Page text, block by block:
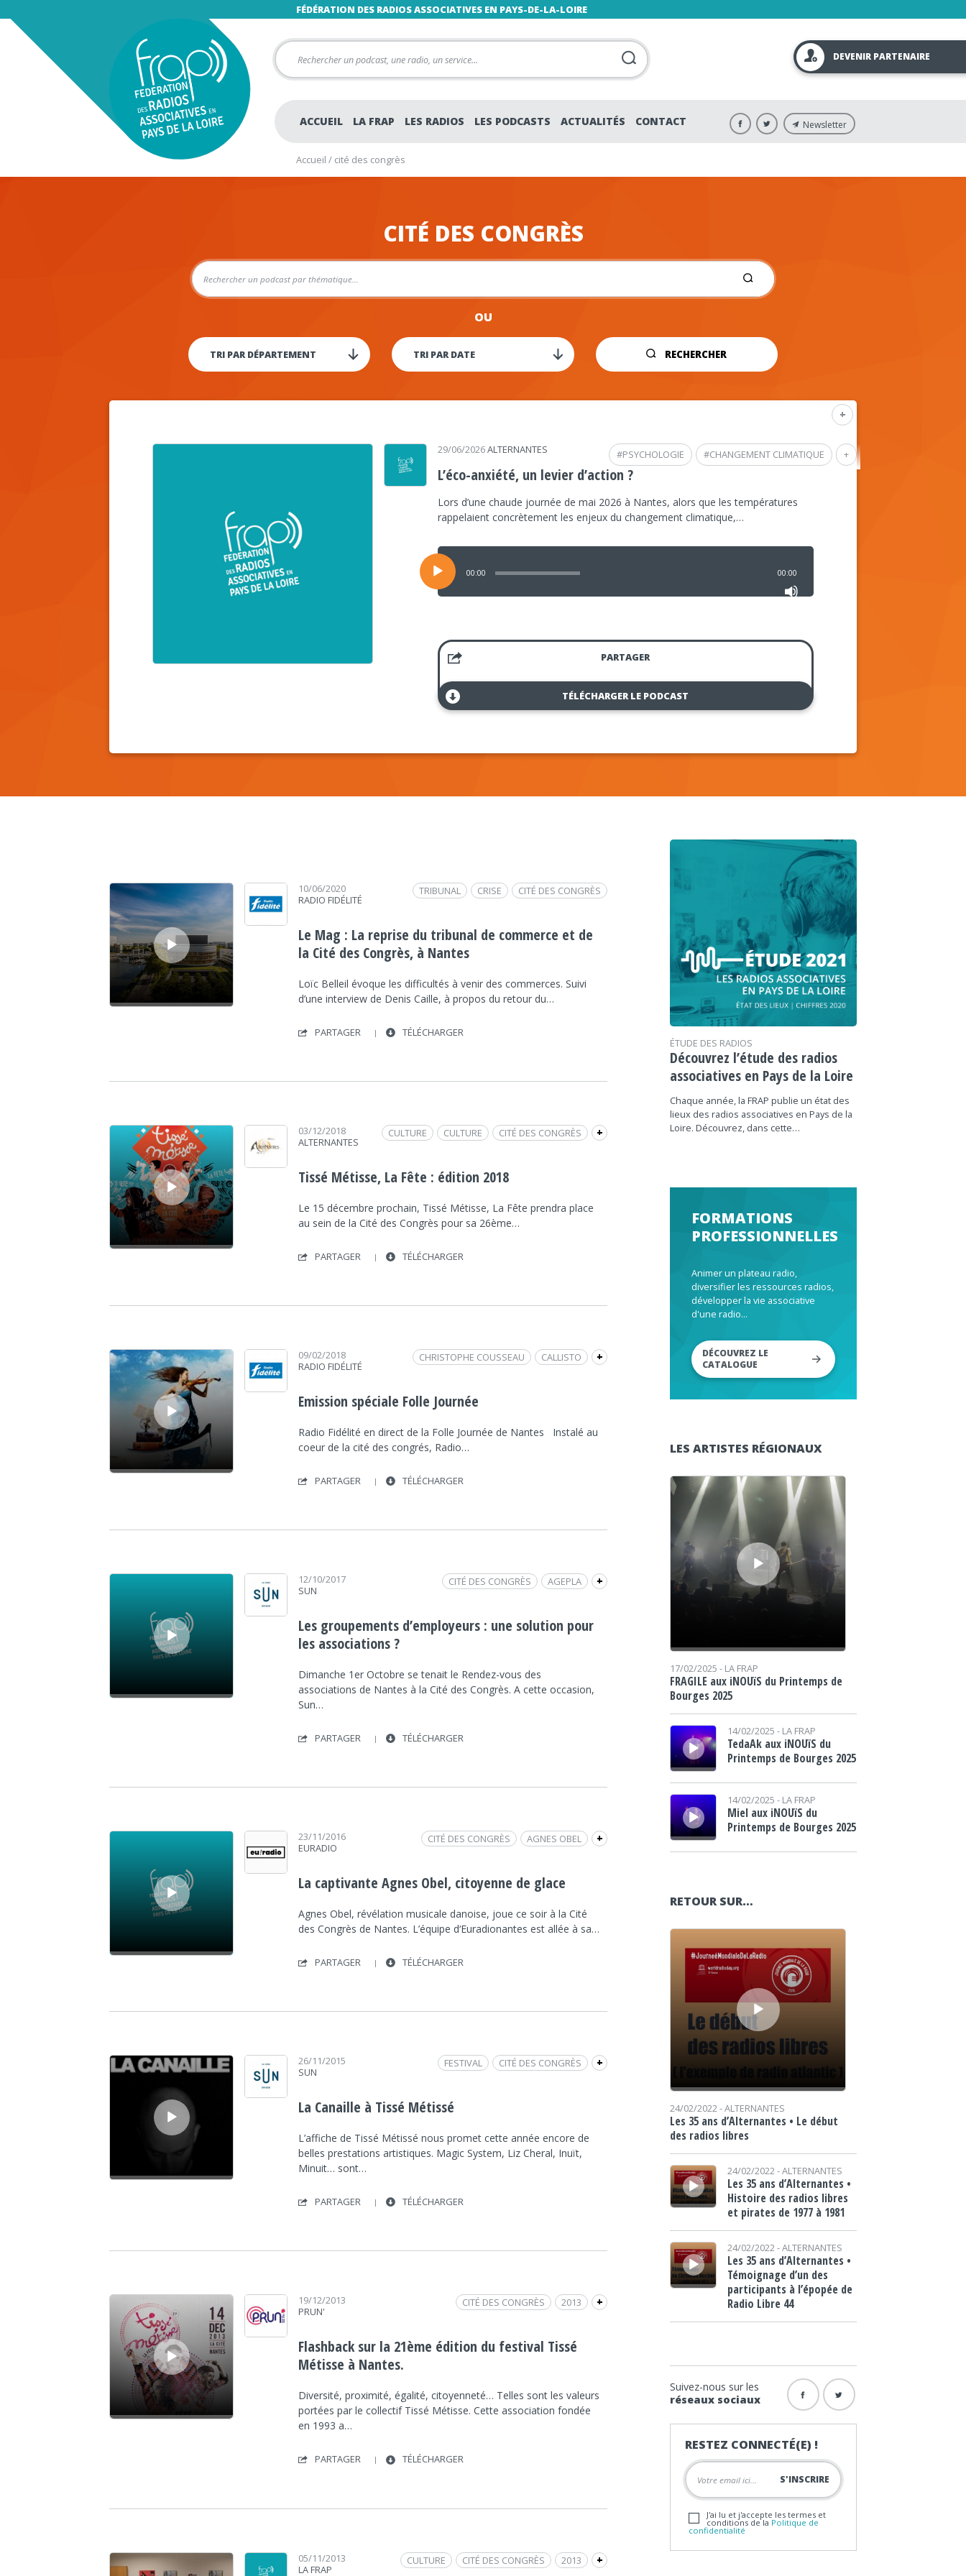
FÉDÉRATION DES RADIOS ASSOCIATIVES EN PAYS-DE-LA-LOIRE
DEVENIR PARTENAIRE
ACCUEIL LA FRAP LES RADIOS LES PODCASTS ACTUALITÉS CONTACT Newsletter
Accueil / cité des congrès
CITÉ DES CONGRÈS
OU
RECHERCHER
+
+
#CHANGEMENT CLIMATIQUE
#PSYCHOLOGIE
29/06/2026ALTERNANTES
L’éco-anxiété, un levier d’action ?
Lors d’une chaude journée de mai 2026 à Nantes, alors que les températures
rappelaient concrètement les enjeux du changement climatique,…
Lecteur
audio
00:00 00:00
PARTAGER
TÉLÉCHARGER LE PODCAST
Lecteur audio
10/06/2020
RADIO FIDÉLITÉ
CITÉ DES CONGRÈS
CRISE
TRIBUNAL
Le Mag : La reprise du tribunal de commerce et de
la Cité des Congrès, à Nantes
Loïc Belleil évoque les difficultés à venir des commerces. Suivi
d’une interview de Denis Caille, à propos du retour du…
PARTAGER TÉLÉCHARGER
Lecteur audio
03/12/2018
ALTERNANTES
+
CITÉ DES CONGRÈS
CULTURE
CULTURE
TISSÉ MÉTISSE
Tissé Métisse, La Fête : édition 2018
Le 15 décembre prochain, Tissé Métisse, La Fête prendra place
au sein de la Cité des Congrès pour sa 26ème…
PARTAGER TÉLÉCHARGER
Lecteur audio
09/02/2018
RADIO FIDÉLITÉ
+
CALLISTO
CHRISTOPHE COUSSEAU
FOLLE JOURNÉE
MUSIQUE CLASSIQUE
PATRICK BARBIER
Emission spéciale Folle Journée
Radio Fidélité en direct de la Folle Journée de Nantes Instalé au
coeur de la cité des congrés, Radio…
PARTAGER TÉLÉCHARGER
Lecteur audio
12/10/2017
SUN
+
AGEPLA
CITÉ DES CONGRÈS
EMPLOI
FRAP INFO
RENDEZ VOUS DES ASSOCIATIONS
SOCIÉTÉ
SOCIÉTÉ
SUN
TÉMOIGNAGE
Les groupements d’employeurs : une solution pour
les associations ?
Dimanche 1er Octobre se tenait le Rendez-vous des
associations de Nantes à la Cité des Congrès. A cette occasion,
Sun…
PARTAGER TÉLÉCHARGER
Lecteur audio
23/11/2016
EURADIO
+
AGNES OBEL
CITÉ DES CONGRÈS
FRAP MUSIQUE
INTERVIEW
MUSIQUE
La captivante Agnes Obel, citoyenne de glace
Agnes Obel, révélation musicale danoise, joue ce soir à la Cité
des Congrès de Nantes. L’équipe d‘Euradionantes est allée à sa…
PARTAGER TÉLÉCHARGER
Lecteur audio
26/11/2015
SUN
+
CITÉ DES CONGRÈS
FESTIVAL
NANTES
RAP
La Canaille à Tissé Métissé
L’affiche de Tissé Métissé nous promet cette année encore de
belles prestations artistiques. Magic System, Liz Cheral, Inuït,
Minuit… sont…
PARTAGER TÉLÉCHARGER
Lecteur audio
19/12/2013
PRUN'
+
2013
CITÉ DES CONGRÈS
NANTES
Flashback sur la 21ème édition du festival Tissé
Métisse à Nantes.
Diversité, proximité, égalité, citoyenneté… Telles sont les valeurs
portées par le collectif Tissé Métisse. Cette association fondée
en 1993 a…
PARTAGER TÉLÉCHARGER
Lecteur audio
05/11/2013
LA FRAP
+
2013
CITÉ DES CONGRÈS
CULTURE
ÉTUDE DES RADIOS
Découvrez l’étude des radios
associatives en Pays de la Loire
Chaque année, la FRAP publie un état des
lieux des radios associatives en Pays de la
Loire. Découvrez, dans cette…
FORMATIONS
PROFESSIONNELLES
Animer un plateau radio,
diversifier les ressources radios,
développer la vie associative
d'une radio...
DÉCOUVREZ LE
CATALOGUE
LES ARTISTES RÉGIONAUX
Lecteur audio
17/02/2025 - LA FRAP
FRAGILE aux iNOUïS du Printemps de
Bourges 2025
Lecteur audio
14/02/2025 - LA FRAP
TedaAk aux iNOUïS du
Printemps de Bourges 2025
Lecteur audio 14/02/2025 - LA FRAP
Miel aux iNOUïS du
Printemps de Bourges 2025
RETOUR SUR…
Lecteur audio
24/02/2022 -ALTERNANTES
Les 35 ans d’Alternantes • Le début
des radios libres
Lecteur audio
24/02/2022 -ALTERNANTES
Les 35 ans d’Alternantes •
Histoire des radios libres
et pirates de 1977 à 1981
Lecteur audio
24/02/2022 -ALTERNANTES
Les 35 ans d’Alternantes •
Témoignage d’un des
participants à l’épopée de
Radio Libre 44
Suivez-nous sur les
réseaux sociaux
RESTEZ CONNECTÉ(E) !
J'ai lu et j'accepte les termes et
conditions de la Politique de
confidentialité